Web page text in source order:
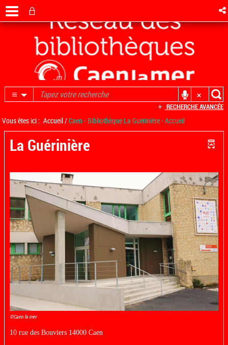
RECHERCHE AVANCÉE
Vous êtes ici : Accueil/Caen - Bibliothèque La Guérinière - Accueil
La Guérinière
©Caen la mer
10 rue des Bouviers 14000 Caen